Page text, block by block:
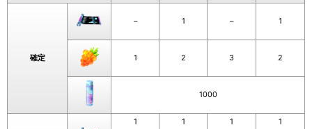
確定
– 1 – 1
1 2 3 2
1000
1 1 1 1